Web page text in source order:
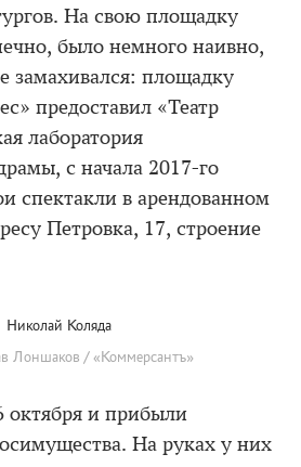
На свою площадку
было немного наивно,
замахивался: площадку
предоставил «Театр
лаборатория
с начала 2017-го
спектакли в арендованном
Петровка, 17, строение
Николай Коляда
Лоншаков / «Коммерсантъ»
октября и прибыли
На руках у них